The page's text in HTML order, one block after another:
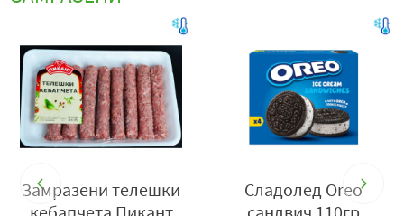
Комбинацията от различни зеленчуци осигурява
хармонично съчетание на аромати и текстури, което го
прави идеален за приготвяне на изискани ястия,
салати, гарнитури, супи или сотирани зеленчуци.
Продуктът позволява на домакинствата и
професионалните кухни да създават естетически и
да се компрометира качеството.
Сладолед Фамилия л-
Сладолед Изида